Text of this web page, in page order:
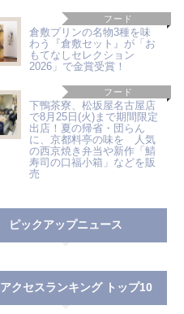
フード
倉敷プリンの名物3種を味
わう『倉敷セット』が「お
もてなしセレクション
2026」で金賞受賞！
フード
下鴨茶寮、松坂屋名古屋店
で8月25日(火)まで期間限定
出店！夏の帰省・団らん
に、京都料亭の味を 人気
の西京焼き弁当や新作「鯖
寿司の口福小箱」などを販
売
ピックアップニュース
アクセスランキング トップ10